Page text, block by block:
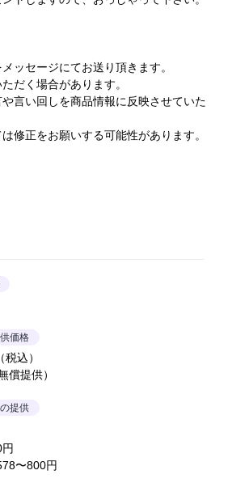
ッセージにてお送り頂きます。
だく場合があります。
や言い回しを商品情報に反映させていた
修正をお願いする可能性があります。
価格
込）
償提供）
提供
〜800円